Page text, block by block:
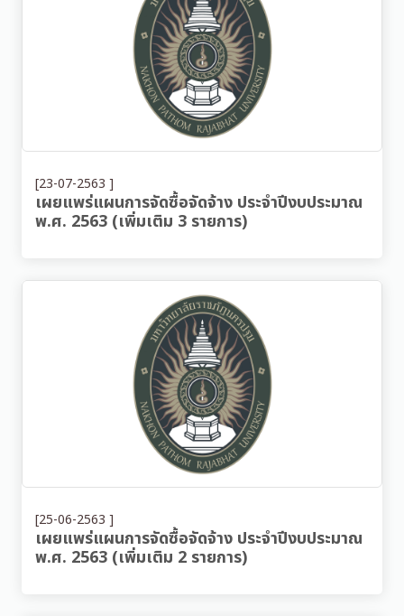
[23-07-2563 ]
เผยแพร่แผนการจัดซื้อจัดจ้าง ประจำปีงบประมาณ
พ.ศ. 2563 (เพิ่มเติม 3 รายการ)
[25-06-2563 ]
เผยแพร่แผนการจัดซื้อจัดจ้าง ประจำปีงบประมาณ
พ.ศ. 2563 (เพิ่มเติม 2 รายการ)